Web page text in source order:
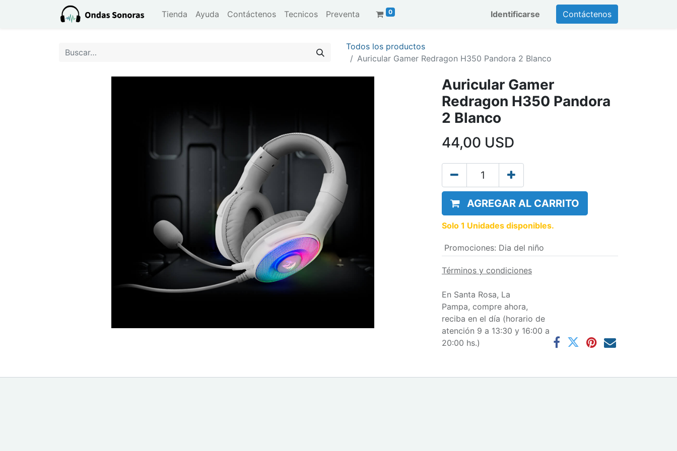
Tienda Ayuda Contáctenos Tecnicos Preventa 0 Identificarse Contáctenos
Todos los productos
Auricular Gamer Redragon H350 Pandora 2 Blanco
Auricular Gamer
Redragon H350 Pandora
2 Blanco
44,00 USD
AGREGAR AL CARRITO
Solo 1 Unidades disponibles.
Promociones: Dia del niño
Términos y condiciones
En Santa Rosa, La
Pampa, compre ahora,
reciba en el día (horario de
atención 9 a 13:30 y 16:00 a
20:00 hs.)